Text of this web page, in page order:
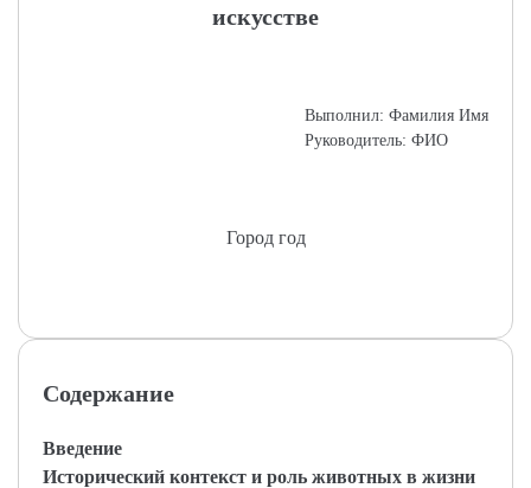
искусстве
Выполнил: Фамилия Имя
Руководитель: ФИО
Город год
Содержание
Введение
Исторический контекст и роль животных в жизни